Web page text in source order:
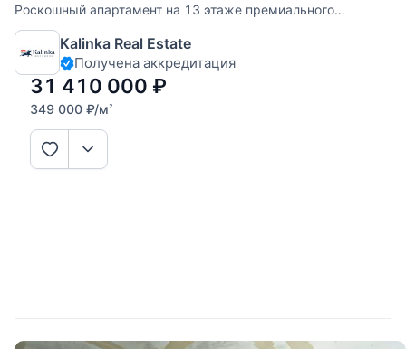
Роскошный апартамент на 13 этаже премиального
комплекса West Tower. Этот объект идеально подходит для
личного проживания или сдачи в аренду с высокой
доходностью. Панорамные виды: высокий 13 этаж
открывает вид во двор,
Kalinka Real Estate
Получена аккредитация
31 410 000 ₽
349 000 ₽/м2